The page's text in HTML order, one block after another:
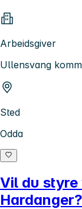
Arbeidsgiver
Ullensvang
Sted
Odda
Vil du
Hardanger?